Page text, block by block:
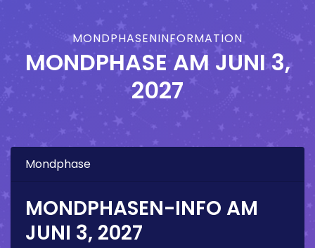
MONDPHASENINFORMATION
MONDPHASE AM JUNI 3,
2027
Mondphase
MONDPHASEN-INFO AM
JUNI 3, 2027